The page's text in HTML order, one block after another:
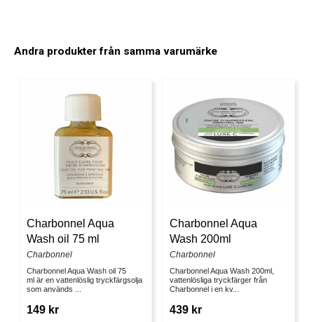
Andra produkter från samma varumärke
Charbonnel Aqua
Wash oil 75 ml
Charbonnel
Charbonnel Aqua Wash oil 75
ml är en vattenlöslig tryckfärgsolja
som används ...
149 kr
Charbonnel Aqua
Wash 200ml
Charbonnel
Charbonnel Aqua Wash 200ml,
vattenlösliga tryckfärger från
Charbonnel i en kv...
439 kr